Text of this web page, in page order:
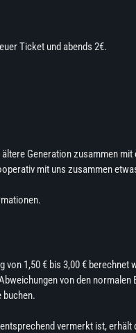
Ticket und abends 2€.
Generation zusammen mit
mit uns zusammen
1,50 € bis 3,00 € berechnet
von den
buchen.
vermerkt ist,